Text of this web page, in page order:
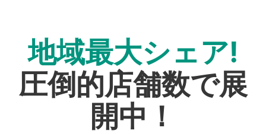
地域最大シェア!
圧倒的店舗数で展
開中！